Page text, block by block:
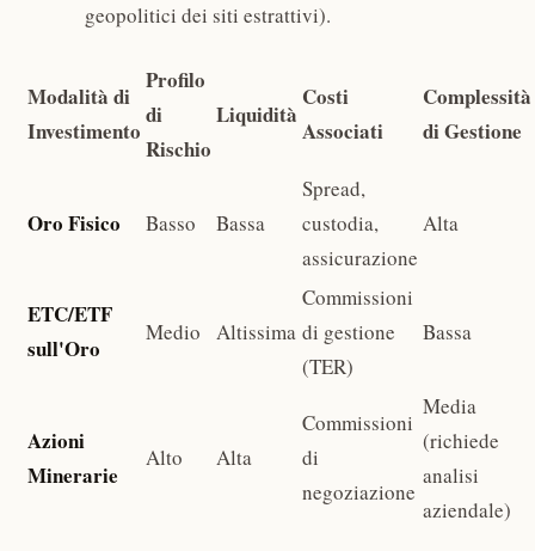
geopolitici dei siti estrattivi).
Modalità di
Investimento
Profilo
di
Rischio
Liquidità
Costi
Associati
Complessità
di Gestione
Oro Fisico Basso Bassa
Spread,
custodia,
assicurazione
Alta
ETC/ETF
sull'Oro
Medio Altissima
Commissioni
di gestione
(TER)
Bassa
Azioni
Minerarie
Alto Alta
Commissioni
di
negoziazione
Media
(richiede
analisi
aziendale)